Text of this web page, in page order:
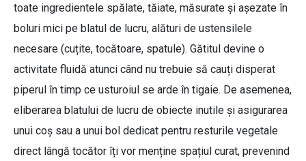
toate ingredientele spălate, tăiate, măsurate și așezate în
boluri mici pe blatul de lucru, alături de ustensilele
necesare (cuțite, tocătoare, spatule). Gătitul devine o
activitate fluidă atunci când nu trebuie să cauți disperat
piperul în timp ce usturoiul se arde în tigaie. De asemenea,
eliberarea blatului de lucru de obiecte inutile și asigurarea
unui coș sau a unui bol dedicat pentru resturile vegetale
direct lângă tocător îți vor menține spațiul curat, prevenind